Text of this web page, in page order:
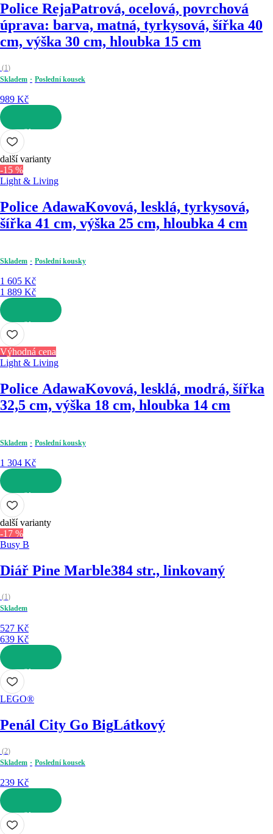
Police RejaPatrová, ocelová, povrchová
úprava: barva, matná, tyrkysová, šířka 40
cm, výška 30 cm, hloubka 15 cm
(1)
Skladem
Poslední kousek
989 Kč
DO KOŠÍKU
další varianty
-15 %
Light & Living
Police AdawaKovová, lesklá, tyrkysová,
šířka 41 cm, výška 25 cm, hloubka 4 cm
Skladem Poslední kousky
1 605 Kč
1 889 Kč
DO KOŠÍKU
Výhodná cena
Light & Living
Police AdawaKovová, lesklá, modrá, šířka
32,5 cm, výška 18 cm, hloubka 14 cm
Skladem Poslední kousky
1 304 Kč
DO KOŠÍKU
další varianty
-17 %
Busy B
Diář Pine Marble384 str., linkovaný
(1)
Skladem
527 Kč
639 Kč
DO KOŠÍKU
LEGO®
Penál City Go BigLátkový
(2)
Skladem
Poslední kousek
239 Kč
DO KOŠÍKU